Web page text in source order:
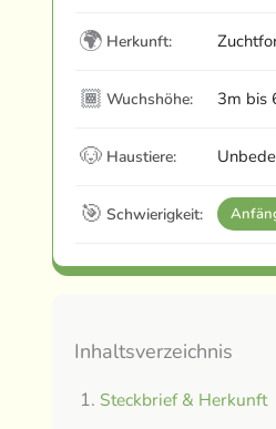
🌍 Herkunft:
🏾 Wuchshöhe: 3m bis
🐶 Haustiere:
🎯 Schwierigkeit:
Inhaltsverzeichnis
Steckbrief & Herkunft